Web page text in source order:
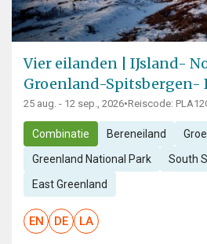
Vier eilanden | IJsland-
Groenland-Spitsbergen-
25 aug. - 12 sep., 2026•Reiscode:
Combinatie Bereneiland
Greenland National Park South
East Greenland
EN DE LA